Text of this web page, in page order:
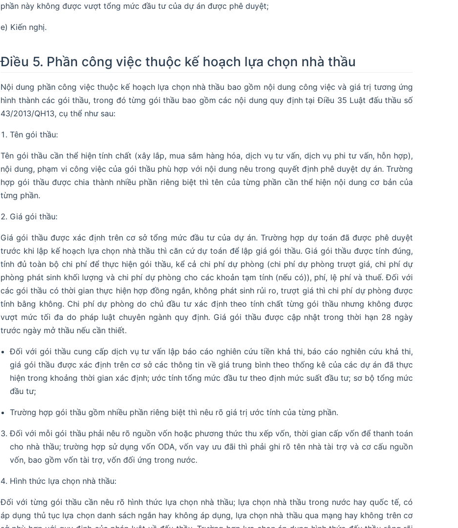
phần này không được vượt tổng mức đầu tư của dự án được phê duyệt;
e) Kiến nghị.
Điều 5. Phần công việc thuộc kế hoạch lựa chọn nhà thầu
Nội dung phần công việc thuộc kế hoạch lựa chọn nhà thầu bao gồm nội dung công việc và giá trị tương ứng
hình thành các gói thầu, trong đó từng gói thầu bao gồm các nội dung quy định tại Điều 35 Luật đấu thầu số
43/2013/QH13, cụ thể như sau:
Tên gói thầu:
Tên gói thầu cần thể hiện tính chất (xây lắp, mua sắm hàng hóa, dịch vụ tư vấn, dịch vụ phi tư vấn, hỗn hợp),
nội dung, phạm vi công việc của gói thầu phù hợp với nội dung nêu trong quyết định phê duyệt dự án. Trường
hợp gói thầu được chia thành nhiều phần riêng biệt thì tên của từng phần cần thể hiện nội dung cơ bản của
từng phần.
Giá gói thầu:
Giá gói thầu được xác định trên cơ sở tổng mức đầu tư của dự án. Trường hợp dự toán đã được phê duyệt
trước khi lập kế hoạch lựa chọn nhà thầu thì căn cứ dự toán để lập giá gói thầu. Giá gói thầu được tính đúng,
tính đủ toàn bộ chi phí để thực hiện gói thầu, kể cả chi phí dự phòng (chi phí dự phòng trượt giá, chi phí dự
phòng phát sinh khối lượng và chi phí dự phòng cho các khoản tạm tính (nếu có)), phí, lệ phí và thuế. Đối với
các gói thầu có thời gian thực hiện hợp đồng ngắn, không phát sinh rủi ro, trượt giá thì chi phí dự phòng được
tính bằng không. Chi phí dự phòng do chủ đầu tư xác định theo tính chất từng gói thầu nhưng không được
vượt mức tối đa do pháp luật chuyên ngành quy định. Giá gói thầu được cập nhật trong thời hạn 28 ngày
trước ngày mở thầu nếu cần thiết.
Đối với gói thầu cung cấp dịch vụ tư vấn lập báo cáo nghiên cứu tiền khả thi, báo cáo nghiên cứu khả thi,
giá gói thầu được xác định trên cơ sở các thông tin về giá trung bình theo thống kê của các dự án đã thực
hiện trong khoảng thời gian xác định; ước tính tổng mức đầu tư theo định mức suất đầu tư; sơ bộ tổng mức
đầu tư;
Trường hợp gói thầu gồm nhiều phần riêng biệt thì nêu rõ giá trị ước tính của từng phần.
Đối với mỗi gói thầu phải nêu rõ nguồn vốn hoặc phương thức thu xếp vốn, thời gian cấp vốn để thanh toán
cho nhà thầu; trường hợp sử dụng vốn ODA, vốn vay ưu đãi thì phải ghi rõ tên nhà tài trợ và cơ cấu nguồn
vốn, bao gồm vốn tài trợ, vốn đối ứng trong nước.
Hình thức lựa chọn nhà thầu:
Đối với từng gói thầu cần nêu rõ hình thức lựa chọn nhà thầu; lựa chọn nhà thầu trong nước hay quốc tế, có
áp dụng thủ tục lựa chọn danh sách ngắn hay không áp dụng, lựa chọn nhà thầu qua mạng hay không trên cơ